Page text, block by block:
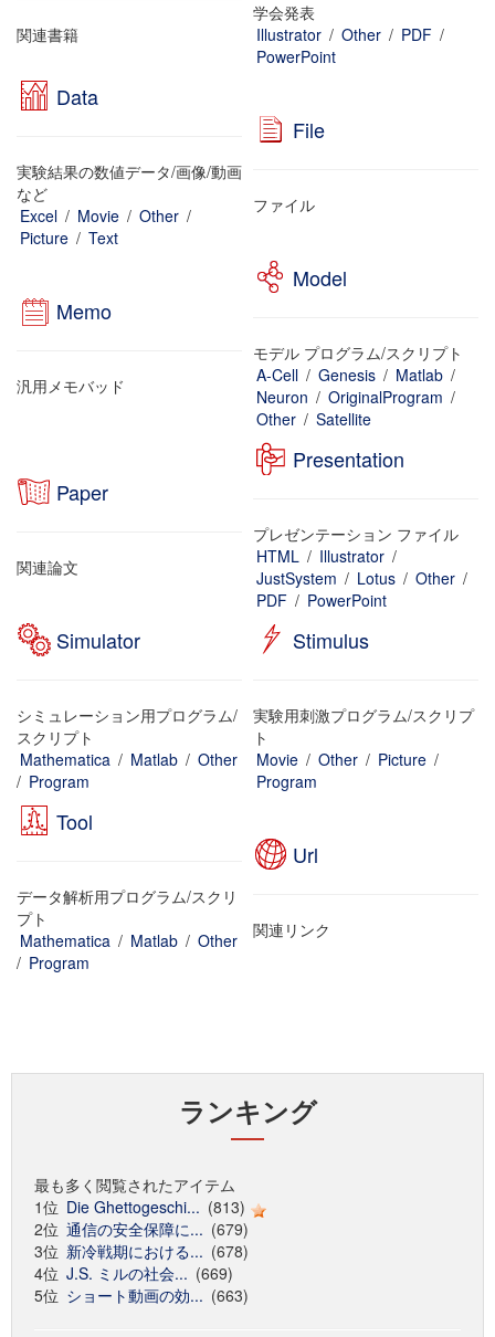
関連書籍
学会発表
Illustrator / Other / PDF /
PowerPoint
Data
実験結果の数値データ/画像/動画
など
Excel / Movie / Other /
Picture / Text
File
ファイル
Memo
汎用メモバッド
Model
モデル プログラム/スクリプト
A-Cell / Genesis / Matlab /
Neuron / OriginalProgram /
Other / Satellite
Paper
関連論文
Presentation
プレゼンテーション ファイル
HTML / Illustrator /
JustSystem / Lotus / Other /
PDF / PowerPoint
Simulator
シミュレーション用プログラム/
スクリプト
Mathematica / Matlab / Other
/ Program
Stimulus
実験用刺激プログラム/スクリプ
ト
Movie / Other / Picture /
Program
Tool
データ解析用プログラム/スクリ
プト
Mathematica / Matlab / Other
/ Program
Url
関連リンク
ランキング
最も多く閲覧されたアイテム
1位 Die Ghettogeschi... (813)
2位 通信の安全保障に... (679)
3位 新冷戦期における... (678)
4位 J.S. ミルの社会... (669)
5位 ショート動画の効... (663)